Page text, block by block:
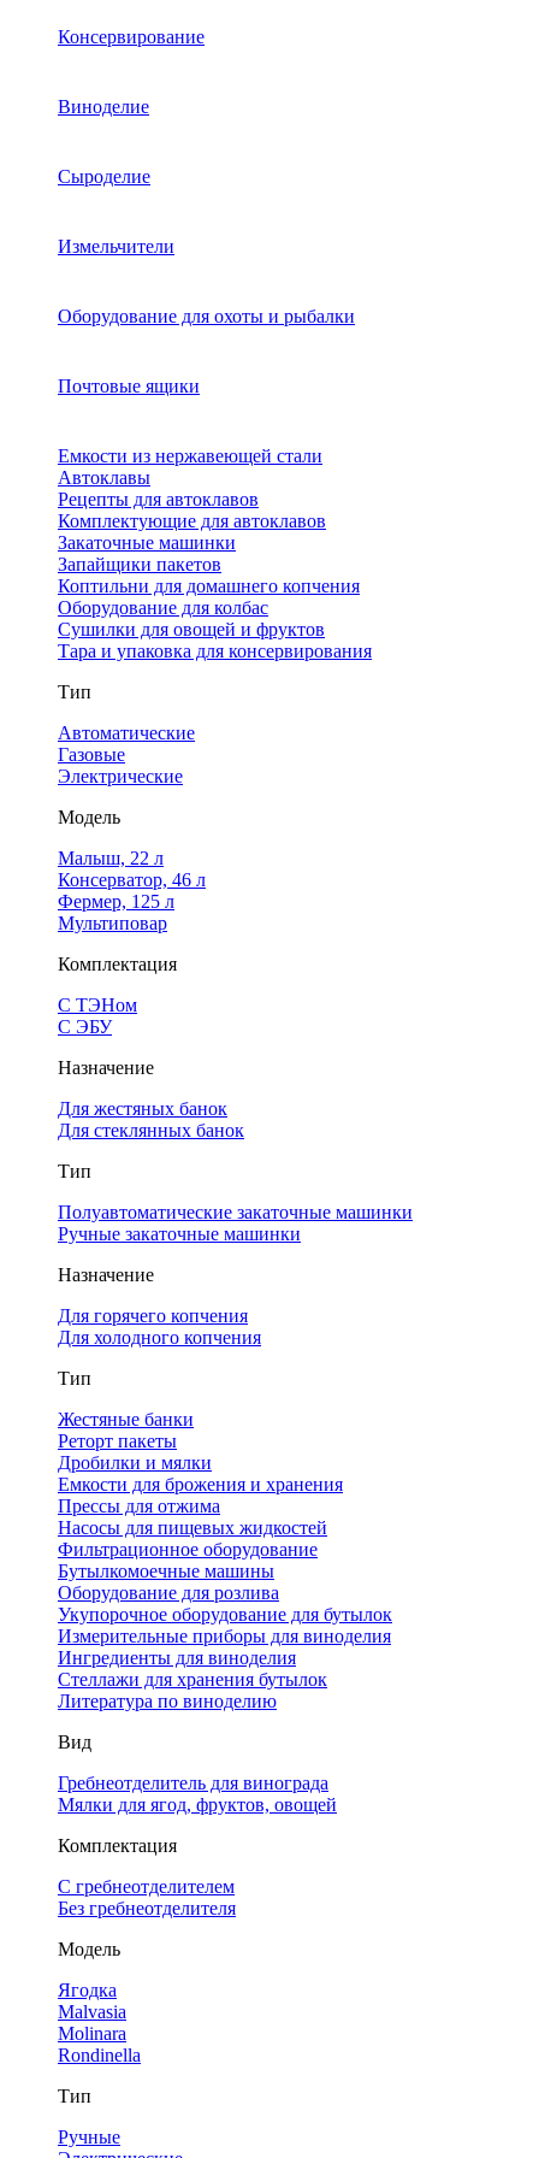
Консервирование
Виноделие
Сыроделие
Измельчители
Оборудование для охоты и рыбалки
Почтовые ящики
Емкости из нержавеющей стали
Автоклавы
Рецепты для автоклавов
Комплектующие для автоклавов
Закаточные машинки
Запайщики пакетов
Коптильни для домашнего копчения
Оборудование для колбас
Сушилки для овощей и фруктов
Тара и упаковка для консервирования
Тип
Автоматические
Газовые
Электрические
Модель
Малыш, 22 л
Консерватор, 46 л
Фермер, 125 л
Мультиповар
Комплектация
С ТЭНом
С ЭБУ
Назначение
Для жестяных банок
Для стеклянных банок
Тип
Полуавтоматические закаточные машинки
Ручные закаточные машинки
Назначение
Для горячего копчения
Для холодного копчения
Тип
Жестяные банки
Реторт пакеты
Дробилки и мялки
Емкости для брожения и хранения
Прессы для отжима
Насосы для пищевых жидкостей
Фильтрационное оборудование
Бутылкомоечные машины
Оборудование для розлива
Укупорочное оборудование для бутылок
Измерительные приборы для виноделия
Ингредиенты для виноделия
Стеллажи для хранения бутылок
Литература по виноделию
Вид
Гребнеотделитель для винограда
Мялки для ягод, фруктов, овощей
Комплектация
С гребнеотделителем
Без гребнеотделителя
Модель
Ягодка
Malvasia
Molinara
Rondinella
Тип
Ручные